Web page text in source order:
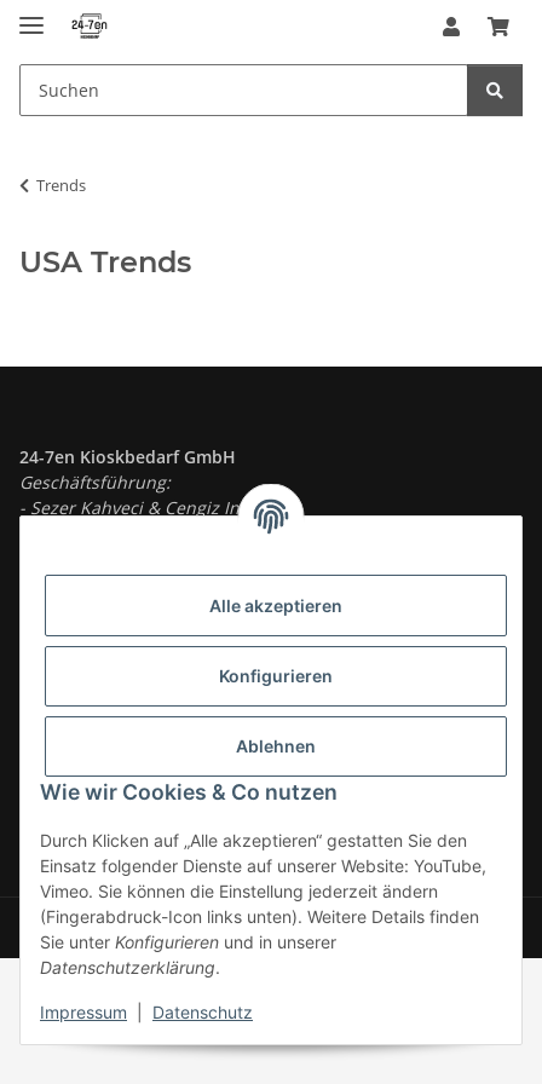
Alle akzeptieren
Konfigurieren
Ablehnen
Wie wir Cookies & Co nutzen
Durch Klicken auf „Alle akzeptieren“ gestatten Sie den
Einsatz folgender Dienste auf unserer Website: YouTube,
Vimeo. Sie können die Einstellung jederzeit ändern
(Fingerabdruck-Icon links unten). Weitere Details finden
Sie unter Konfigurieren und in unserer
Datenschutzerklärung.
Impressum Datenschutz
Trends
USA Trends
24-7en Kioskbedarf GmbH
Geschäftsführung:
- Sezer Kahveci & Cengiz Inci
E-Mail: info@24-7en.de
* Alle Preise zzgl. gesetzlicher USt., zzgl.Versand
© 24-7en Kioskbedarf GmbH Powered byJTL-Shop